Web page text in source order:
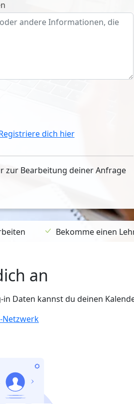
dich hier
zur Bearbeitung deiner Anfrage
Bekomme einen
an
Daten kannst du deinen
Netzwerk